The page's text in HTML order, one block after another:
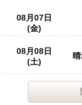
08月07日
(金)
08月08日
(土)